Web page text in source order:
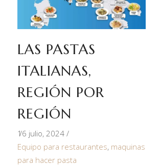
LAS PASTAS
ITALIANAS,
REGIÓN POR
REGIÓN
16 julio, 2024
Equipo para restaurantes, maquinas
para hacer pasta